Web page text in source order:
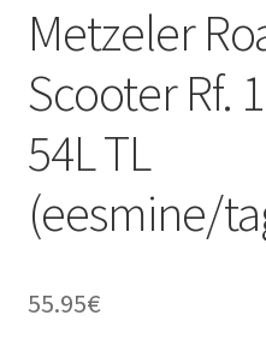
Metzeler
Scooter Rf.
54L TL
(eesmine/
55.95€